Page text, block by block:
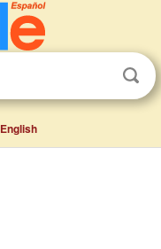
English